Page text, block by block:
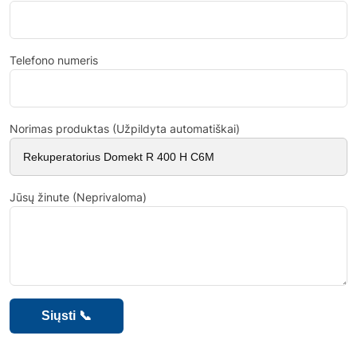
Telefono numeris
Norimas produktas (Užpildyta automatiškai)
Jūsų žinute (Neprivaloma)